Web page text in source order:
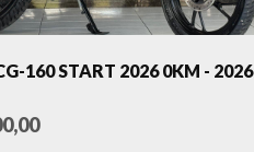
160 START 2026 0KM - 2026